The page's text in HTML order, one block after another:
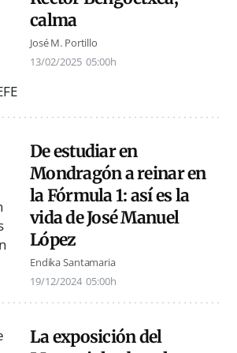
calma
José M. Portillo
13/02/2025 05:00h
De estudiar en
Mondragón a reinar en
la Fórmula 1: así es la
vida de José Manuel
López
Endika Santamaria
19/12/2024 05:00h
La exposición del